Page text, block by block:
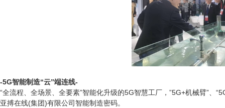
-5G智能制造“云”端连线-
“全流程、全场景、全要素”智能化升级的5G智慧工厂，”5G+机械臂”、
亚搏在线(集团)有限公司智能制造密码。